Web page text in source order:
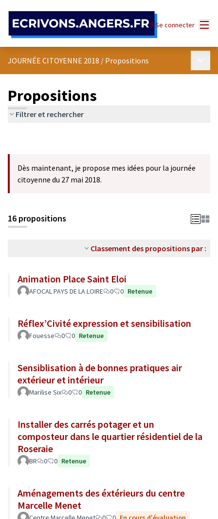
Se connecter
JOURNÉE CITOYENNE 2018 / Propositions
Propositions
Filtrer et rechercher
Dès maintenant, je propose mes idées pour la journée
citoyenne du 27 mai 2018.
16 propositions
Classement des propositions par :
Animation Place Saint Eloi
AFOCAL PAYS DE LA LOIRE 0 0 Retenue
Réflex’Civité expression et sensibilisation
Fouesse 0 0 Retenue
Sensiblisation à de bonnes pratiques air
extérieur et intérieur
Marilise Six 0 0 Retenue
Installer des carrés potager et un
composteur dans le quartier résidentiel de la
Roseraie
BR 0 0 Retenue
Aménagements des éxtérieurs du centre
Marcelle Menet